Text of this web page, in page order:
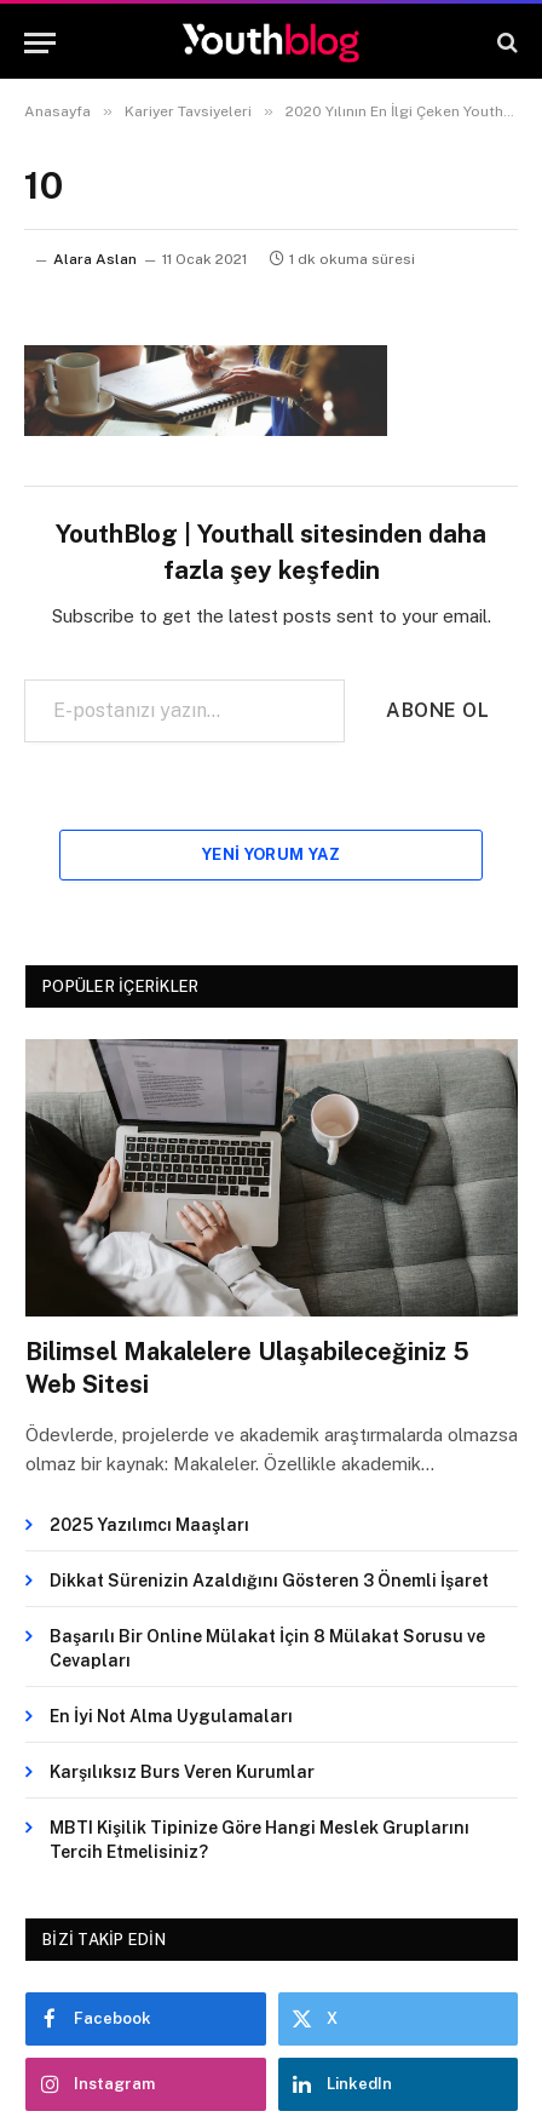
Anasayfa » Kariyer Tavsiyeleri » 2020 Yılının En İlgi Çeken Youthall Blog Yazıları
10
Alara Aslan 11 Ocak 2021 1 dk okuma süresi
YouthBlog | Youthall sitesinden daha
fazla şey keşfedin
Subscribe to get the latest posts sent to your email.
E-postanızı yazın…
ABONE OL
YENI YORUM YAZ
POPÜLER İÇERIKLER
Bilimsel Makalelere Ulaşabileceğiniz 5
Web Sitesi
Ödevlerde, projelerde ve akademik araştırmalarda olmazsa
olmaz bir kaynak: Makaleler. Özellikle akademik…
2025 Yazılımcı Maaşları
Dikkat Sürenizin Azaldığını Gösteren 3 Önemli İşaret
Başarılı Bir Online Mülakat İçin 8 Mülakat Sorusu ve
Cevapları
En İyi Not Alma Uygulamaları
Karşılıksız Burs Veren Kurumlar
MBTI Kişilik Tipinize Göre Hangi Meslek Gruplarını
Tercih Etmelisiniz?
BIZI TAKIP EDIN
Facebook X
Instagram LinkedIn